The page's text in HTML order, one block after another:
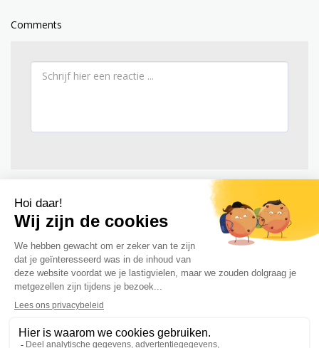
Comments
Mindmeesterschap
Auteursrecht © 2026 Alle rechten voorbehouden
Algemene voorwaarden en integriteitscode
MEER
ONTVANG NIEUWSBRIEF